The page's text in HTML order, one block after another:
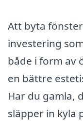
Att byta
investering
både i form av
en bättre
Har du gamla,
släpper in kyla